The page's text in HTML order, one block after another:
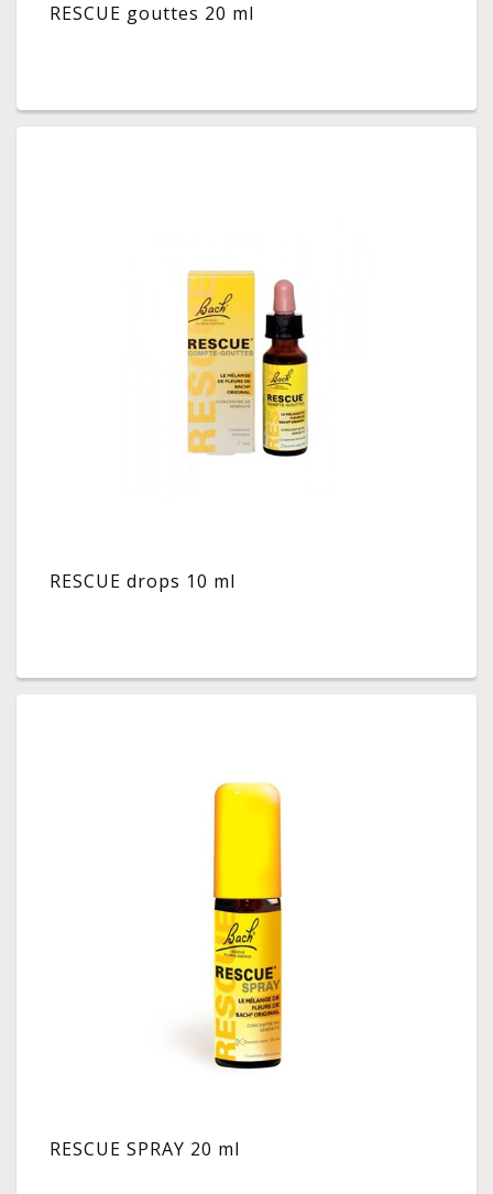
RESCUE gouttes 20 ml
RESCUE drops 10 ml
RESCUE SPRAY 20 ml